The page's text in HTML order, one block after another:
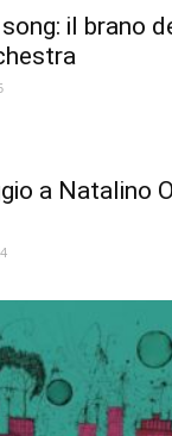
il brano
a Natalino